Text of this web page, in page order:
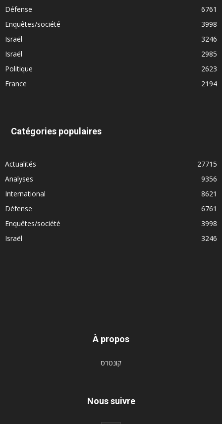
Défense
6761
Enquêtes/société
3998
Israël
3246
Israël
2985
Politique
2623
France
2194
Catégories populaires
Actualités
27715
Analyses
9356
International
8621
Défense
6761
Enquêtes/société
3998
Israël
3246
À propos
קונטרס
Nous suivre